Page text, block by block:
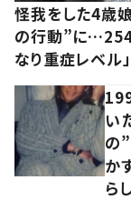
怪我をした4歳
の行動”に…254
なり重症レベル」
い
の
か
ら